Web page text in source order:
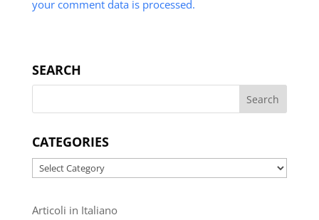
your comment data is processed.
SEARCH
CATEGORIES
Categories
Articoli in Italiano